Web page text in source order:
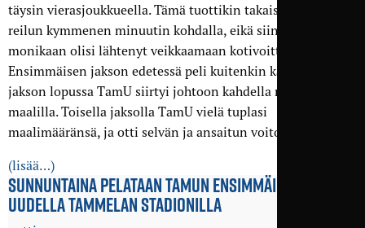
täysin vierasjoukkueella. Tämä tuottikin takaiskumaalin
reilun kymmenen minuutin kohdalla, eikä siinä kohtaa
monikaan olisi lähtenyt veikkaamaan kotivoittoa.
Ensimmäisen jakson edetessä peli kuitenkin kääntyi, ja
jakson lopussa TamU siirtyi johtoon kahdella nopealla
maalilla. Toisella jaksolla TamU vielä tuplasi
maalimääränsä, ja otti selvän ja ansaitun voiton.
(lisää…)
SUNNUNTAINA PELATAAN TAMUN ENSIMMÄINEN OTTELU
UUDELLA TAMMELAN STADIONILLA